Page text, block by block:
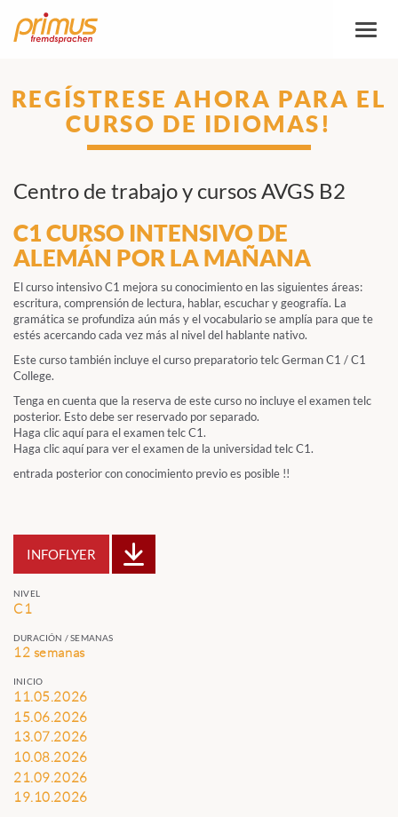
REGÍSTRESE AHORA PARA EL
CURSO DE IDIOMAS!
Centro de trabajo y cursos AVGS B2
C1 CURSO INTENSIVO DE
ALEMÁN POR LA MAÑANA
El curso intensivo C1 mejora su conocimiento en las siguientes áreas:
escritura, comprensión de lectura, hablar, escuchar y geografía. La
gramática se profundiza aún más y el vocabulario se amplía para que te
estés acercando cada vez más al nivel del hablante nativo.
Este curso también incluye el curso preparatorio telc German C1 / C1
College.
Tenga en cuenta que la reserva de este curso no incluye el examen telc
posterior. Esto debe ser reservado por separado.
Haga clic aquí para el examen telc C1.
Haga clic aquí para ver el examen de la universidad telc C1.
entrada posterior con conocimiento previo es posible !!
INFOFLYER
NIVEL
C1
DURACIÓN / SEMANAS
12 semanas
INICIO
11.05.2026
15.06.2026
13.07.2026
10.08.2026
21.09.2026
19.10.2026